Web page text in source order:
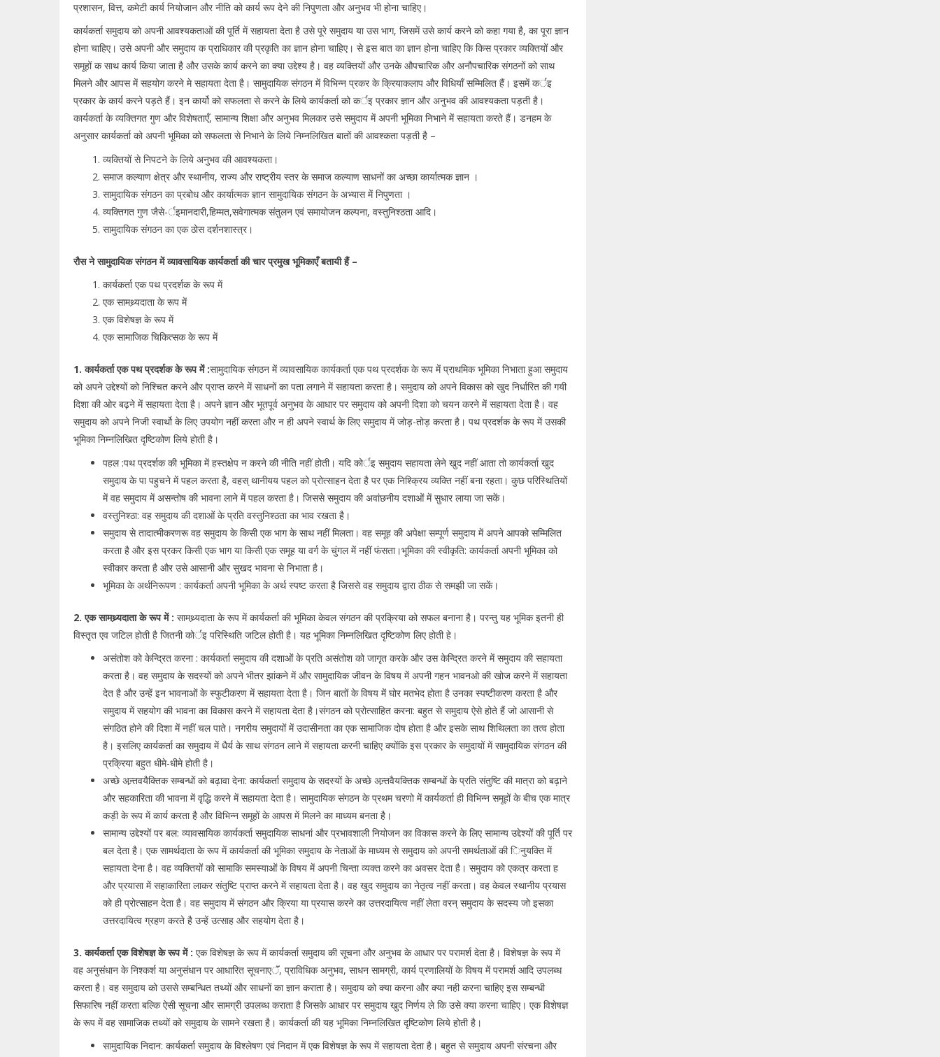
प्रशासन, वित्त, कमेटी कार्य नियोजान और नीति को कार्य रूप देने की निपुणता और अनुभव भी होना चाहिए।
कार्यकर्ता समुदाय को अपनी आवश्यकताओं की पूर्ति में सहायता देता है उसे पूरे समुदाय या उस भाग, जिसमें उसे कार्य करने को कहा गया है, का पूरा ज्ञान
होना चाहिए। उसे अपनी और समुदाय क प्राधिकार की प्रकृति का ज्ञान होना चाहिए। से इस बात का ज्ञान होना चाहिए कि किस प्रकार व्यक्तियों और
समूहों क साथ कार्य किया जाता है और उसके कार्य करने का क्या उद्देश्य है। वह व्यक्तियों और उनके औपचारिक और अनौपचारिक संगठनों को साथ
मिलने और आपस में सहयोग करने मे सहायता देता है। सामुदायिक संगठन में विभिन्न प्रकर के क्रियाकलाप और विधियाँ सम्मिलित हैं। इसमें कर्इ
प्रकार के कार्य करने पड़ते हैं। इन कार्यो को सफलता से करने के लिये कार्यकर्ता को कर्इ प्रकार ज्ञान और अनुभव की आवश्यकता पड़ती है।
कार्यकर्ता के व्यक्तिगत गुण और विशेषताएँ, सामान्य शिक्षा और अनुभव मिलकर उसे समुदाय में अपनी भूमिका निभाने में सहायता करते हैं। डनहम के
अनुसार कार्यकर्ता को अपनी भूमिका को सफलता से निभाने के लिये निम्नलिखित बातों की आवश्कता पड़ती है –
व्यक्तियों से निपटने के लिये अनुभव की आवश्यकता।
समाज कल्याण क्षेत्र और स्थानीय, राज्य और राष्ट्रीय स्तर के समाज कल्याण साधनों का अच्छा कार्यात्मक ज्ञान ।
सामुदायिक संगठन का प्रबोध और कार्यात्मक ज्ञान सामुदायिक संगठन के अभ्यास में निपुणता ।
व्यक्तिगत गुण जैसे-र्इमानदारी,हिम्मत,सवेगात्मक संतुलन एवं समायोजन कल्पना, वस्तुनिश्ठता आदि।
सामुदायिक संगठन का एक ठोस दर्शनशास्त्र।
रौस ने सामुदायिक संगठन में व्यावसायिक कार्यकर्ता की चार प्रमुख भूमिकाएँ बतायी हैं –
कार्यकर्ता एक पथ प्रदर्शक के रूप में
एक सामथ्र्यदाता के रूप में
एक विशेषज्ञ के रूप में
एक सामाजिक चिकित्सक के रूप में
1. कार्यकर्ता एक पथ प्रदर्शक के रूप में :सामुदायिक संगठन में व्यावसायिक कार्यकर्ता एक पथ प्रदर्शक के रूप में प्राथमिक भूमिका निभाता हुआ समुदाय
को अपने उद्देश्यों को निश्चित करने और प्राप्त करने में साधनों का पता लगाने में सहायता करता है। समुदाय को अपने विकास को खुद निर्धारित की गयी
दिशा की ओर बढ़ने में सहायता देता है। अपने ज्ञान और भूतपूर्व अनुभव के आधार पर समुदाय को अपनी दिशा को चयन करने में सहायता देता है। वह
समुदाय को अपने निजी स्वार्थो के लिए उपयोग नहीं करता और न ही अपने स्वार्थ के लिए समुदाय में जोड़-तोड़ करता है। पथ प्रदर्शक के रूप में उसकी
भूमिका निम्नलिखित दृष्टिकोण लिये होती है।
पहल :पथ प्रदर्शक की भूमिका में हस्तक्षेप न करने की नीति नहीं होती। यदि कोर्इ समुदाय सहायता लेने खुद नहीं आता तो कार्यकर्ता खुद
समुदाय के पा पहुचने में पहल करता है, वहस् थानीयय पहल को प्रोत्साहन देता है पर एक निश्क्रिय व्यक्ति नहीं बना रहता। कुछ परिस्थितियों
में वह समुदाय में असन्तोष की भावना लाने में पहल करता है। जिससे समुदाय की अवांछनीय दशाओं में सुधार लाया जा सकें।
वस्तुनिश्ठा: वह समुदाय की दशाओं के प्रति वस्तुनिश्ठता का भाव रखता है।
समुदाय से तादात्मीकरणरू वह समुदाय के किसी एक भाग के साथ नहीं मिलता। वह समूह की अपेक्षा सम्पूर्ण समुदाय में अपने आपको सम्मिलित
करता है और इस प्रकर किसी एक भाग या किसी एक समूह या वर्ग के चुंगल में नहीं फंसता।भूमिका की स्वीकृति: कार्यकर्ता अपनी भूमिका को
स्वीकार करता है और उसे आसानी और सुखद भावना से निभाता है।
भूमिका के अर्थनिरूपण : कार्यकर्ता अपनी भूमिका के अर्थ स्पष्ट करता है जिससे वह समुदाय द्वारा ठीक से समझी जा सकें।
2. एक सामथ्र्यदाता के रूप में : सामथ्र्यदाता के रूप में कार्यकर्ता की भूमिका केवल संगठन की प्रक्रिया को सफल बनाना है। परन्तु यह भूमिक इतनी ही
विस्तृत एव जटिल होती है जितनी कोर्इ परिस्थिति जटिल होती है। यह भूमिका निम्नलिखित दृष्टिकोण लिए होती हे।
असंतोश को केन्द्रित करना : कार्यकर्ता समुदाय की दशाओं के प्रति असंतोश को जागृत करके और उस केन्द्रित करने में समुदाय की सहायता
करता है। वह समुदाय के सदस्यों को अपने भीतर झांकने में और सामुदायिक जीवन के विषय में अपनी गहन भावनओ की खोज करने में सहायता
देत है और उन्हें इन भावनाओं के स्फुटीकरण में सहायता देता है। जिन बातों के विषय में घोर मतभेद होता है उनका स्पष्टीकरण करता है और
समुदाय में सहयोग की भावना का विकास करने में सहायता देता है।संगठन को प्रोत्साहित करना: बहुत से समुदाय ऐसे होते हैं जो आसानी से
संगठित होने की दिशा में नहीं चल पाते। नगरीय समुदायों में उदासीनता का एक सामाजिक दोष होता है और इसके साथ शिथिलता का तत्व होता
है। इसलिए कार्यकर्ता का समुदाय में धैर्य के साथ संगठन लाने में सहायता करनी चाहिए क्योंकि इस प्रकार के समुदायों में सामुदायिक संगठन की
प्रक्रिया बहुत धीमे-धीमे होती है।
अच्छे अन्र्तवयैक्तिक सम्बन्धों को बढ़ावा देना: कार्यकर्ता समुदाय के सदस्यों के अच्छे अन्र्तवैयक्तिक सम्बन्धों के प्रति संतुष्टि की मात्रा को बढ़ाने
और सहकारिता की भावना में वृद्धि करने में सहायता देता है। सामुदायिक संगठन के प्रथम चरणो में कार्यकर्ता ही विभिन्न समूहों के बीच एक मात्र
कड़ी के रूप में कार्य करता है और विभिन्न समूहों के आपस में मिलने का माध्यम बनता है।
सामान्य उद्देश्यों पर बल: व्यावसायिक कार्यकर्ता समुदायिक साधनां और प्रभावशाली नियोजन का विकास करने के लिए सामान्य उद्देश्यों की पूर्ति पर
बल देता है। एक सामर्थदाता के रूप में कार्यकर्ता की भूमिका समुदाय के नेताओं के माध्यम से समुदाय को अपनी समर्थताओं की िनुयक्ति में
सहायता देना है। वह व्यक्तियों को सामाकि समस्याओं के विषय में अपनी चिन्ता व्यक्त करने का अवसर देता है। समुदाय को एकत्र करता ह
और प्रयासा में सहाकारिता लाकर संतुष्टि प्राप्त करने में सहायता देता है। वह खुद समुदाय का नेतृत्व नहीं करता। वह केवल स्थानीय प्रयास
को ही प्रोत्साहन देता है। वह समुदाय में संगठन और क्रिया या प्रयास करने का उत्तरदायित्व नहीं लेता वरन् समुदाय के सदस्य जो इसका
उत्तरदायित्व ग्रहण करते है उन्हें उत्साह और सहयोग देता है।
3. कार्यकर्ता एक विशेषज्ञ के रूप में : एक विशेषज्ञ के रूप में कार्यकर्ता समुदाय की सूचना और अनुभव के आधार पर परामर्श देता है। विशेषज्ञ के रूप में
वह अनुसंधान के निश्कर्श या अनुसंधान पर आधारित सूचनाएॅं, प्राविधिक अनुभव, साधन सामग्री, कार्य प्रणालियों के विषय में परामर्श आदि उपलब्ध
करता है। वह समुदाय को उससे सम्बन्धित तथ्यों और साधनों का ज्ञान कराता है। समुदाय को क्या करना और क्या नही करना चाहिए इस सम्बन्धी
सिफारिष नहीं करता बल्कि ऐसी सूचना और सामग्री उपलब्ध कराता है जिसके आधार पर समुदाय खुद निर्णय ले कि उसे क्या करना चाहिए। एक विशेषज्ञ
के रूप में वह सामाजिक तथ्यों को समुदाय के सामने रखता है। कार्यकर्ता की यह भूमिका निम्नलिखित दृष्टिकोण लिये होती है।
सामुदायिक निदान: कार्यकर्ता समुदाय के विश्लेषण एवं निदान में एक विशेषज्ञ के रूप में सहायता देता है। बहुत से समुदाय अपनी संरचना और